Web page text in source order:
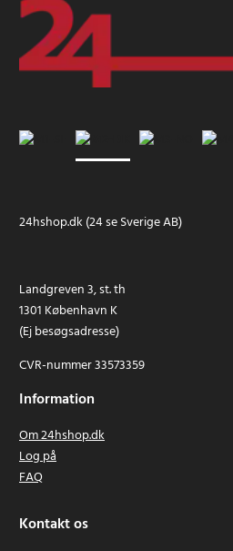
24hshop.dk (24 se Sverige AB)
Landgreven 3, st. th
1301 København K
(Ej besøgsadresse)
CVR-nummer 33573359
Information
Om 24hshop.dk
Log på
FAQ
Kontakt os